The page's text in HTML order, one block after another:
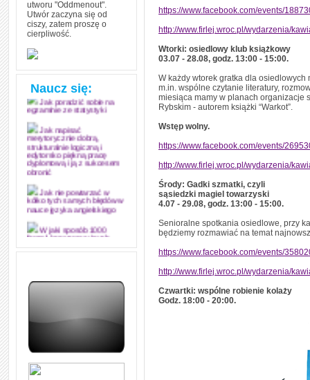
utworu "Oddmenout".
Utwór zaczyna się od
ciszy, zatem proszę o
cierpliwość.
Naucz się:
Jak stworzyć fenomen
grozy w muzyce
egzamin? Poznaj metody
mistrzów
Jak poradzić sobie na
egzaminie ze statystyki
Jak napisać
merytorycznie dobrą,
strukturalnie logiczną i
edytorsko piękną pracę
dyplomową i ją z sukcesem
obronić
Jak nie powtarzać w
kółko tych samych błędów w
nauce języka angielskiego
W jaki sposób 1000
pozwoli Ci opanować język
zapamiętasz
zrozumiale wytłumaczył, na
(reported speech) w języku
angielskim
https://www.facebook.com/events/
http://www.firlej.wroc.pl/wydarzenia/
Wtorki: osiedlowy klub książkowy
03.07 - 28.08, godz. 13:00 - 15:00.
W każdy wtorek gratka dla osiedlowych
m.in. wspólne czytanie literatury,
miesiąca mamy w planach organizacje
Rybskim - autorem książki “Warkot”.
Wstęp wolny.
https://www.facebook.com/events/
http://www.firlej.wroc.pl/wydarzenia/
Środy: Gadki szmatki, czyli
sąsiedzki magiel towarzyski
4.07 - 29.08, godz. 13:00 - 15:00.
Senioralne spotkania osiedlowe, przy
będziemy rozmawiać na temat
https://www.facebook.com/events/
http://www.firlej.wroc.pl/wydarzenia/
Czwartki: wspólne robienie kolaży
Godz. 18:00 - 20:00.